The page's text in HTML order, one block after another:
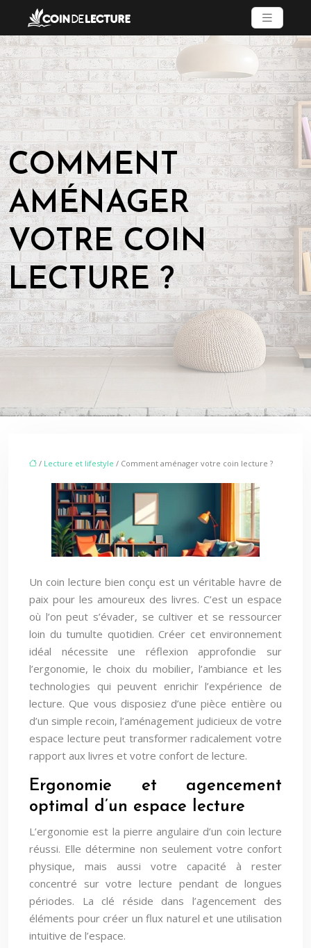
COMMENT
AMÉNAGER
VOTRE COIN
LECTURE ?
/ Lecture et lifestyle / Comment aménager votre coin lecture ?
Un coin lecture bien conçu est un véritable havre de
paix pour les amoureux des livres. C’est un espace
où l’on peut s’évader, se cultiver et se ressourcer
loin du tumulte quotidien. Créer cet environnement
idéal nécessite une réflexion approfondie sur
l’ergonomie, le choix du mobilier, l’ambiance et les
technologies qui peuvent enrichir l’expérience de
lecture. Que vous disposiez d’une pièce entière ou
d’un simple recoin, l’aménagement judicieux de votre
espace lecture peut transformer radicalement votre
rapport aux livres et votre confort de lecture.
Ergonomie et agencement
optimal d’un espace lecture
L’ergonomie est la pierre angulaire d’un coin lecture
réussi. Elle détermine non seulement votre confort
physique, mais aussi votre capacité à rester
concentré sur votre lecture pendant de longues
périodes. La clé réside dans l’agencement des
éléments pour créer un flux naturel et une utilisation
intuitive de l’espace.